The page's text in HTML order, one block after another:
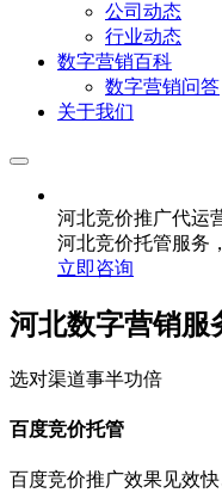
公司动态
行业动态
数字营销百科
数字营销问答
关于我们
河北竞价推广代运
河北竞价托管服务
立即咨询
河北数字营销服
选对渠道事半功倍
百度竞价托管
百度竞价推广效果见效